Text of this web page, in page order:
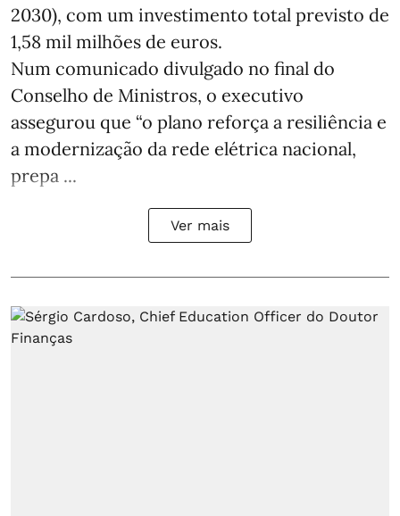
2030), com um investimento total previsto de
1,58 mil milhões de euros.
Num comunicado divulgado no final do
Conselho de Ministros, o executivo
assegurou que “o plano reforça a resiliência e
a modernização da rede elétrica nacional,
prepa ...
Ver mais